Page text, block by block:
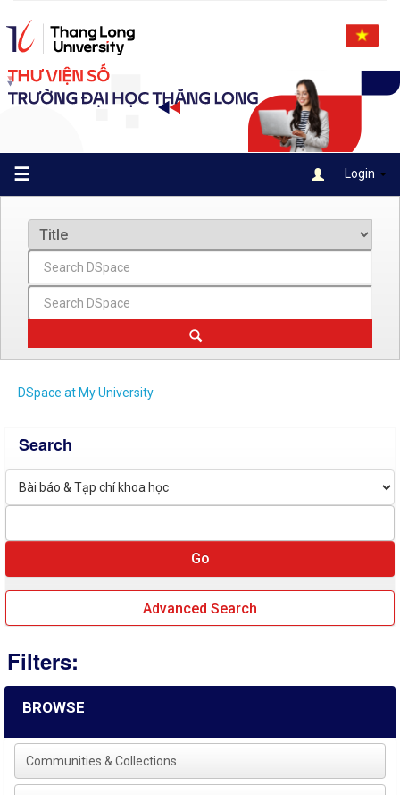
navigation
☰ Login
DSpace at My University
Search
Advanced Search
Filters:
BROWSE
Communities & Collections